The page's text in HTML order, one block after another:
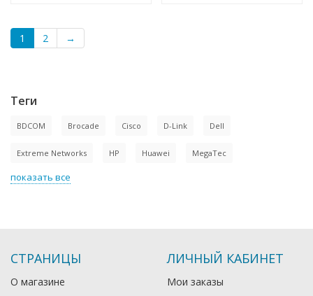
1 2 →
Теги
BDCOM Brocade Cisco D-Link Dell
Extreme Networks HP Huawei MegaTec
показать все
СТРАНИЦЫ
О магазине
ЛИЧНЫЙ КАБИНЕТ
Мои заказы